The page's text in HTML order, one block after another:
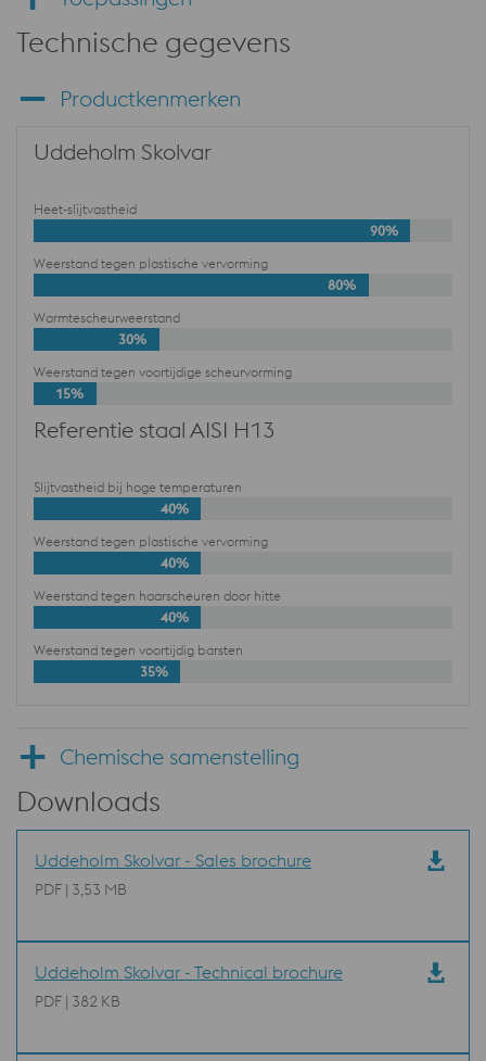
Technische gegevens
Productkenmerken
Uddeholm Skolvar
Heet-slijtvastheid
90%
Weerstand tegen plastische vervorming
80%
Warmtescheurweerstand
30%
Weerstand tegen voortijdige scheurvorming
15%
Referentie staal AISI H13
Slijtvastheid bij hoge temperaturen
40%
Weerstand tegen plastische vervorming
40%
Weerstand tegen haarscheuren door hitte
40%
Weerstand tegen voortijdig barsten
35%
Chemische samenstelling
Downloads
Uddeholm Skolvar - Sales brochure
PDF | 3,53 MB
Uddeholm Skolvar - Technical brochure
PDF | 382 KB